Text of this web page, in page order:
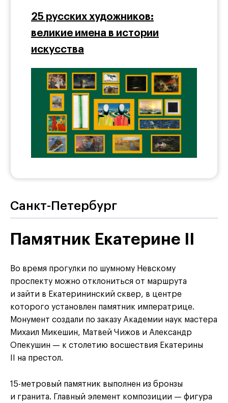
25 русских художников:
великие имена в истории
искусства
Санкт-Петербург
Памятник Екатерине II
Во время прогулки по шумному Невскому
проспекту можно отклониться от маршрута
и зайти в Екатерининский сквер, в центре
которого установлен памятник императрице.
Монумент создали по заказу Академии наук мастера
Михаил Микешин, Матвей Чижов и Александр
Опекушин — к столетию восшествия Екатерины
II на престол.
15-метровый памятник выполнен из бронзы
и гранита. Главный элемент композиции — фигура